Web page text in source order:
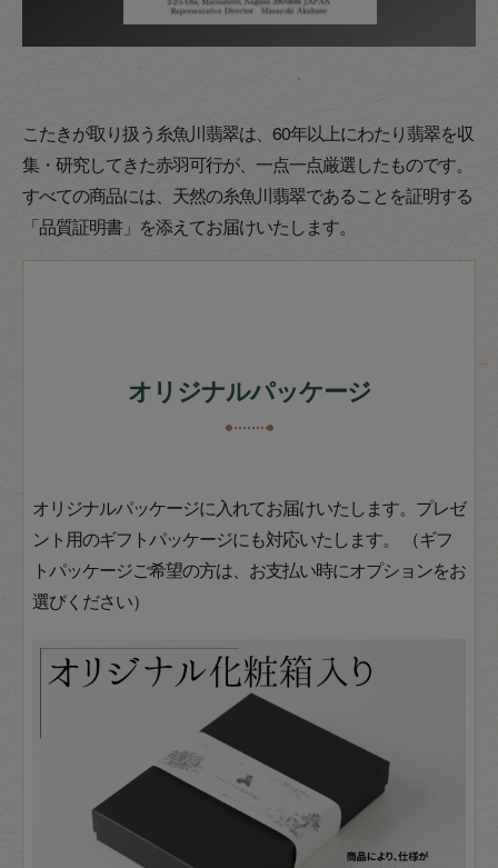
こたきが取り扱う糸魚川翡翠は、60年以上にわたり翡翠を収
集・研究してきた赤羽可行が、一点一点厳選したものです。
すべての商品には、天然の糸魚川翡翠であることを証明する
「品質証明書」を添えてお届けいたします。
オリジナルパッケージ
オリジナルパッケージに入れてお届けいたします。プレゼ
ント用のギフトパッケージにも対応いたします。 （ギフ
トパッケージご希望の方は、お支払い時にオプションをお
選びください）